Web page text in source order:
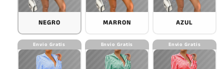
NEGRO MARRON AZUL
Envio Gratis Envio Gratis Envio Gratis